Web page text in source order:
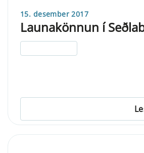
15. desember 2017
Launakönnun í